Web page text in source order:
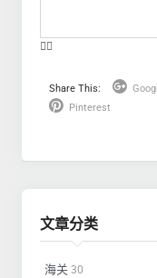
❤️‍🔥
Share This:
Pinterest
文章分类
海关 30